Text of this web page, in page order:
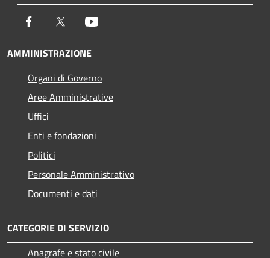
Facebook Twitter
AMMINISTRAZIONE
Organi di Governo
Aree Amministrative
Uffici
Enti e fondazioni
Politici
Personale Amministrativo
Documenti e dati
CATEGORIE DI SERVIZIO
Anagrafe e stato civile